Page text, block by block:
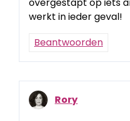
werkt in ieder geval!
Beantwoorden
Rory